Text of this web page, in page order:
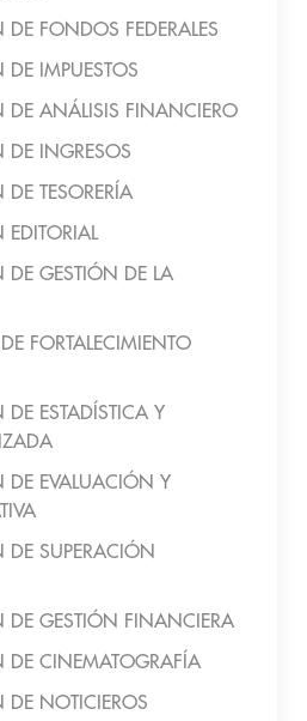
FONDOS FEDERALES
IMPUESTOS
ANÁLISIS FINANCIERO
INGRESOS
TESORERÍA
GESTIÓN DE LA
FORTALECIMIENTO
ESTADÍSTICA Y
EVALUACIÓN Y
SUPERACIÓN
GESTIÓN FINANCIERA
CINEMATOGRAFÍA
NOTICIEROS